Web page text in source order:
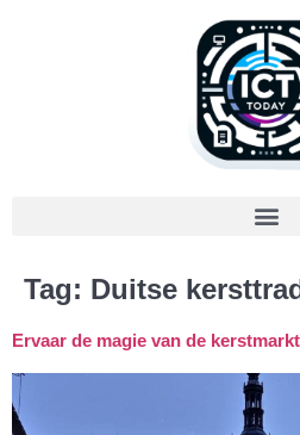
Tag: Duitse
Ervaar de magie van de